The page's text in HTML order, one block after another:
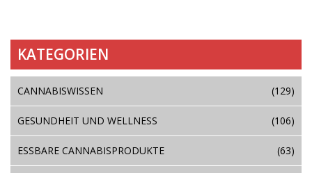
KATEGORIEN
CANNABISWISSEN (129)
GESUNDHEIT UND WELLNESS (106)
ESSBARE CANNABISPRODUKTE (63)